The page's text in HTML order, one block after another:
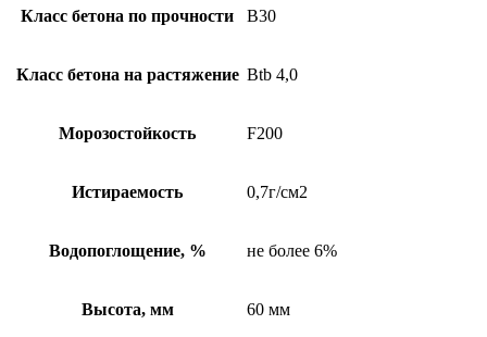
Класс бетона по прочности B30
Класс бетона на растяжение Btb 4,0
Морозостойкость F200
Истираемость 0,7г/см2
Водопоглощение, % не более 6%
Высота, мм 60 мм